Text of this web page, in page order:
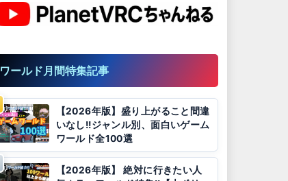
ワールド月間特集記事
【2026年版】盛り上がること間違
いなし!!ジャンル別、面白いゲーム
ワールド全100選
【2026年版】 絶対に行きたい人